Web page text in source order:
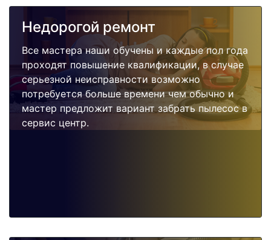
Недорогой ремонт
Все мастера наши обучены и каждые пол года
проходят повышение квалификации, в случае
серьезной неисправности возможно
потребуется больше времени чем обычно и
мастер предложит вариант забрать пылесос в
сервис центр.